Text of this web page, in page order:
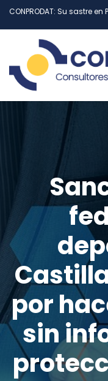
CONPRODAT: Su sastre
por
sin